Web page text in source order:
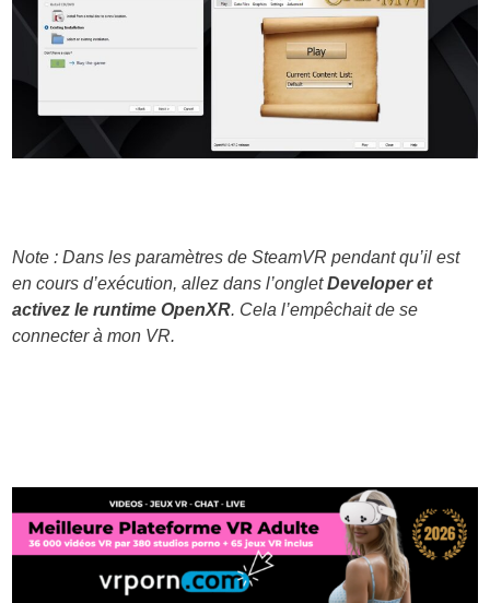
Note : Dans les paramètres de SteamVR pendant qu’il est
en cours d’exécution, allez dans l’ongletDeveloper et
activez le runtime OpenXR. Cela l’empêchait de se
connecter à mon VR.